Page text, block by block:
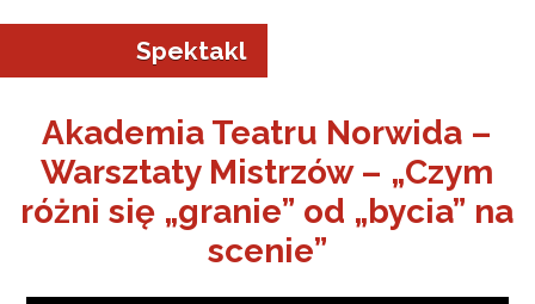
w Jeleniej Górze
Spektakl
Akademia Teatru Norwida –
Warsztaty Mistrzów – „Czym
różni się „granie” od „bycia” na
scenie”